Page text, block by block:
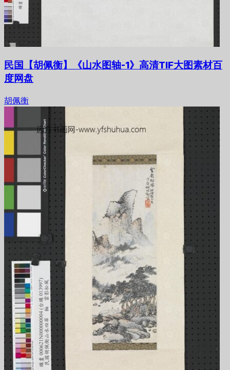
民国【胡佩衡】《山水图轴-1》高清TIF大图素材百
度网盘
胡佩衡